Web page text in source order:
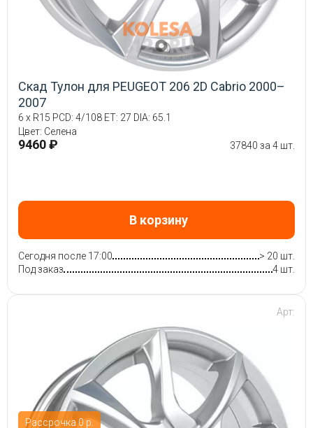
Скад Тулон для PEUGEOT 206 2D Cabrio 2000–
2007
6 x R15 PCD: 4/108 ET: 27 DIA: 65.1
Цвет: Селена
9460 ₽ 37840 за 4 шт.
В корзину
Сегодня после 17:00
> 20 шт.
Под заказ
4 шт.
Рассрочка 0 р.
Арт: